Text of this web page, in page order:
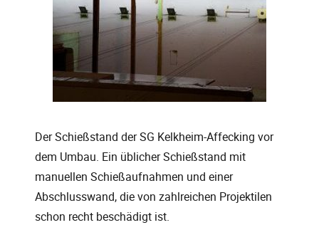
Der Schießstand der SG Kelkheim-Affecking vor
dem Umbau. Ein üblicher Schießstand mit
manuellen Schießaufnahmen und einer
Abschlusswand, die von zahlreichen Projektilen
schon recht beschädigt ist.